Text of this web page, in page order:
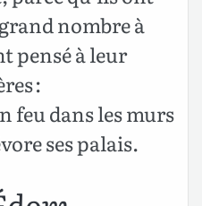
nombre à
pensé à leur
:
feu dans les murs
ses palais.